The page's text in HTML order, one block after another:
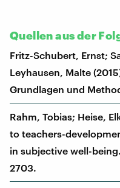
Quellen aus der
Fritz-Schubert, Ernst;
Leyhausen, Malte
Grundlagen und
Rahm, Tobias; Heise,
to teachers-
in subjective well-
2703.